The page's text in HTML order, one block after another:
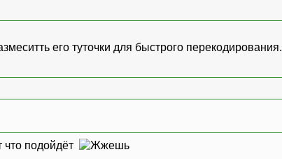
его туточки для быстрого перекодирования.
подойдёт